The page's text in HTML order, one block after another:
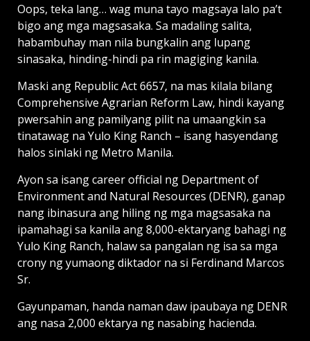
Oops, teka lang… wag muna tayo magsaya lalo pa’t
bigo ang mga magsasaka. Sa madaling salita,
habambuhay man nila bungkalin ang lupang
sinasaka, hinding-hindi pa rin magiging kanila.
Maski ang Republic Act 6657, na mas kilala bilang
Comprehensive Agrarian Reform Law, hindi kayang
pwersahin ang pamilyang pilit na umaangkin sa
tinatawag na Yulo King Ranch – isang hasyendang
halos sinlaki ng Metro Manila.
Ayon sa isang career official ng Department of
Environment and Natural Resources (DENR), ganap
nang ibinasura ang hiling ng mga magsasaka na
ipamahagi sa kanila ang 8,000-ektaryang bahagi ng
Yulo King Ranch, halaw sa pangalan ng isa sa mga
crony ng yumaong diktador na si Ferdinand Marcos
Sr.
Gayunpaman, handa naman daw ipaubaya ng DENR
ang nasa 2,000 ektarya ng nasabing hacienda.